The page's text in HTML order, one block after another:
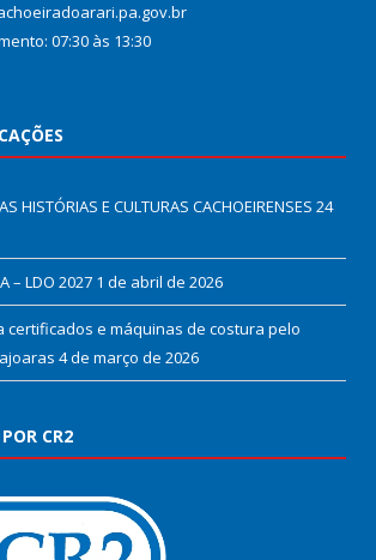
07:30 às 13:30
HISTÓRIAS E CULTURAS CACHOEIRENSES 24
– LDO 2027 1 de abril de 2026
certificados e máquinas de costura pelo
4 de março de 2026
CR2